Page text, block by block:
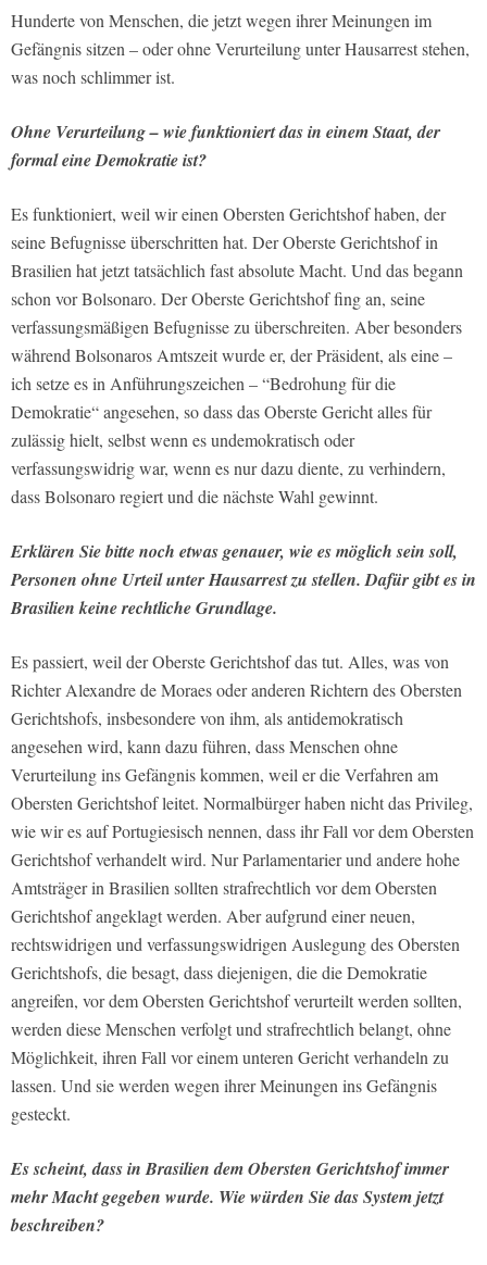
Hunderte von Menschen, die jetzt wegen ihrer Meinungen im
Gefängnis sitzen – oder ohne Verurteilung unter Hausarrest stehen,
was noch schlimmer ist.
Ohne Verurteilung – wie funktioniert das in einem Staat, der
formal eine Demokratie ist?
Es funktioniert, weil wir einen Obersten Gerichtshof haben, der
seine Befugnisse überschritten hat. Der Oberste Gerichtshof in
Brasilien hat jetzt tatsächlich fast absolute Macht. Und das begann
schon vor Bolsonaro. Der Oberste Gerichtshof fing an, seine
verfassungsmäßigen Befugnisse zu überschreiten. Aber besonders
während Bolsonaros Amtszeit wurde er, der Präsident, als eine –
ich setze es in Anführungszeichen – “Bedrohung für die
Demokratie“ angesehen, so dass das Oberste Gericht alles für
zulässig hielt, selbst wenn es undemokratisch oder
verfassungswidrig war, wenn es nur dazu diente, zu verhindern,
dass Bolsonaro regiert und die nächste Wahl gewinnt.
Erklären Sie bitte noch etwas genauer, wie es möglich sein soll,
Personen ohne Urteil unter Hausarrest zu stellen. Dafür gibt es in
Brasilien keine rechtliche Grundlage.
Es passiert, weil der Oberste Gerichtshof das tut. Alles, was von
Richter Alexandre de Moraes oder anderen Richtern des Obersten
Gerichtshofs, insbesondere von ihm, als antidemokratisch
angesehen wird, kann dazu führen, dass Menschen ohne
Verurteilung ins Gefängnis kommen, weil er die Verfahren am
Obersten Gerichtshof leitet. Normalbürger haben nicht das Privileg,
wie wir es auf Portugiesisch nennen, dass ihr Fall vor dem Obersten
Gerichtshof verhandelt wird. Nur Parlamentarier und andere hohe
Amtsträger in Brasilien sollten strafrechtlich vor dem Obersten
Gerichtshof angeklagt werden. Aber aufgrund einer neuen,
rechtswidrigen und verfassungswidrigen Auslegung des Obersten
Gerichtshofs, die besagt, dass diejenigen, die die Demokratie
angreifen, vor dem Obersten Gerichtshof verurteilt werden sollten,
werden diese Menschen verfolgt und strafrechtlich belangt, ohne
Möglichkeit, ihren Fall vor einem unteren Gericht verhandeln zu
lassen. Und sie werden wegen ihrer Meinungen ins Gefängnis
gesteckt.
Es scheint, dass in Brasilien dem Obersten Gerichtshof immer
mehr Macht gegeben wurde. Wie würden Sie das System jetzt
beschreiben?